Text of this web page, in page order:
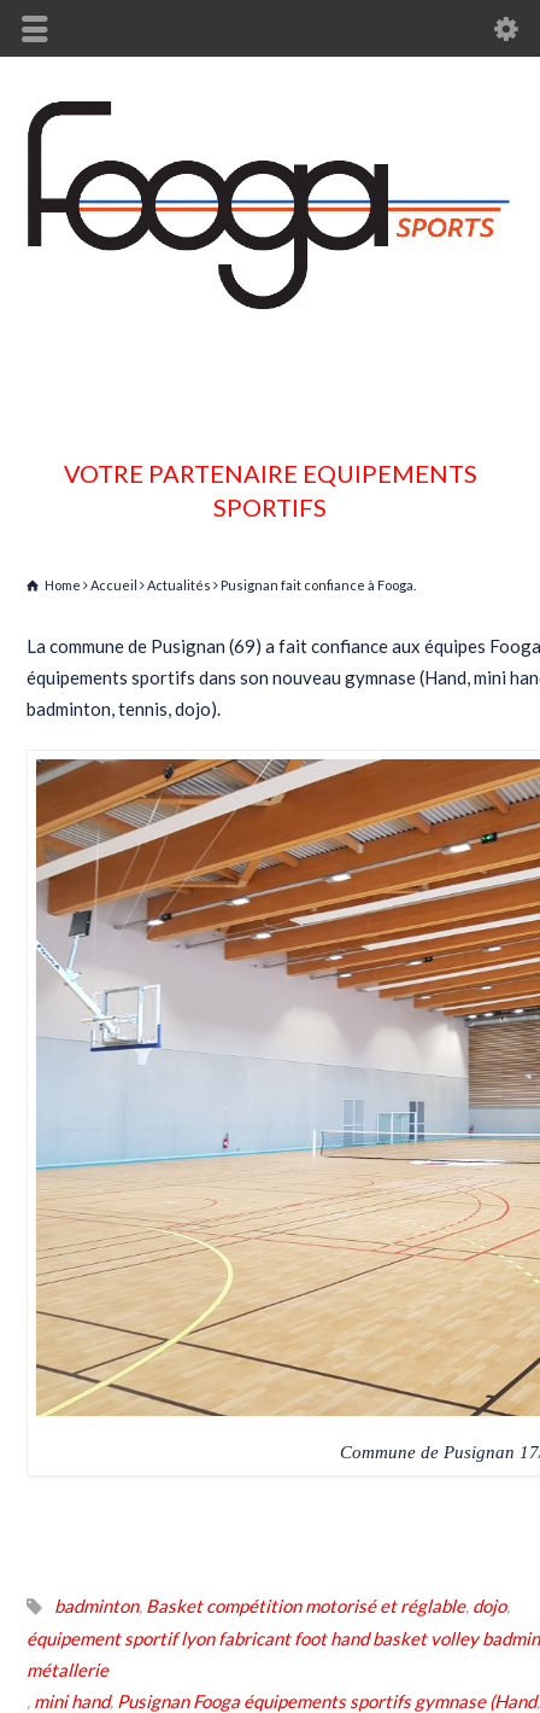
VOTRE PARTENAIRE EQUIPEMENTS
SPORTIFS
Home Accueil Actualités Pusignan fait confiance à Fooga.
La commune de Pusignan (69) a fait confiance aux équipes
équipements sportifs dans son nouveau gymnase (Hand, mini
badminton, tennis, dojo).
Commune de Pusignan
badminton, Basket compétition motorisé et réglable, dojo,
équipement sportif lyon fabricant foot hand basket volley
métallerie
, mini hand, Pusignan Fooga équipements sportifs gymnase (Hand